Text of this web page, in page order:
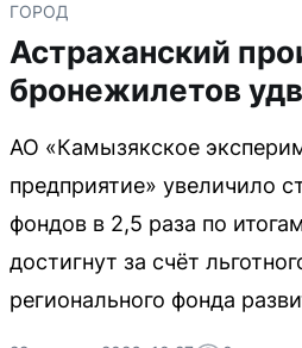
ГОРОД
Астраханский
бронежилетов
АО «Камызякское
предприятие» увеличило
фондов в 2,5 раза по
достигнут за счёт
регионального фонда